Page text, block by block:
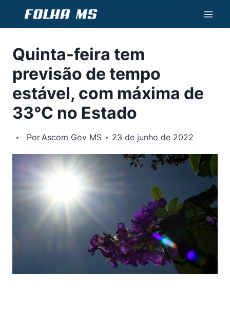
Conteúdo
Quinta-feira tem
previsão de tempo
estável, com máxima de
33°C no Estado
PorAscom Gov MS 23 de junho de 2022